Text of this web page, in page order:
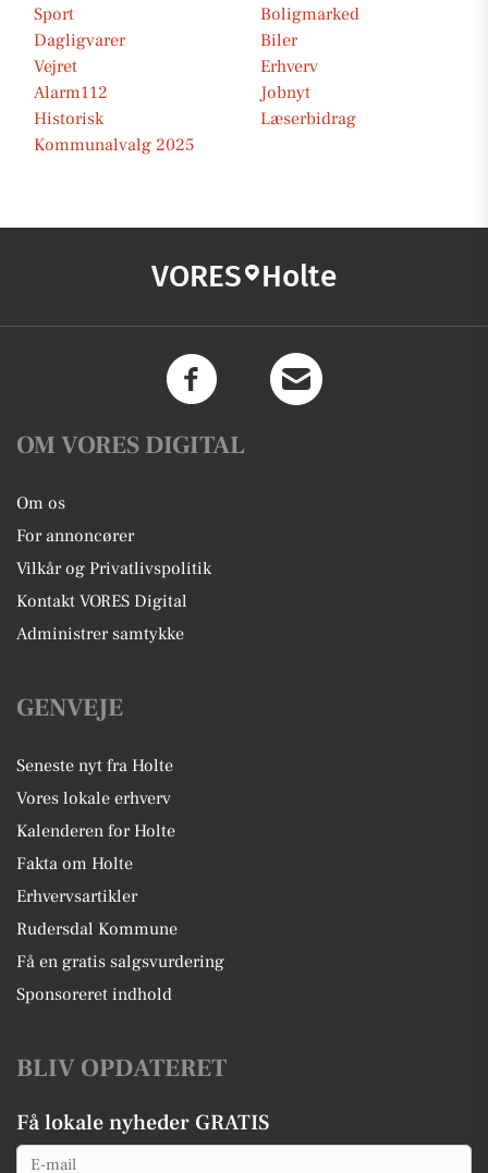
Sport
Boligmarked
Dagligvarer
Biler
Vejret
Erhverv
Alarm112
Jobnyt
Historisk
Læserbidrag
Kommunalvalg 2025
VORES Holte
OM VORES DIGITAL
Om os
For annoncører
Vilkår og Privatlivspolitik
Kontakt VORES Digital
Administrer samtykke
GENVEJE
Seneste nyt fra Holte
Vores lokale erhverv
Kalenderen for Holte
Fakta om Holte
Erhvervsartikler
Rudersdal Kommune
Få en gratis salgsvurdering
Sponsoreret indhold
BLIV OPDATERET
Få lokale nyheder GRATIS
Email